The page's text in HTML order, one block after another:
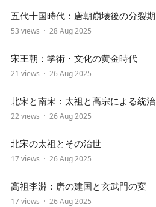
五代十国時代：唐朝崩壊後の分裂期
53 views 28 Aug 2025
宋王朝：学術・文化の黄金時代
21 views 26 Aug 2025
北宋と南宋：太祖と高宗による統治
22 views 26 Aug 2025
北宋の太祖とその治世
17 views 26 Aug 2025
高祖李淵：唐の建国と玄武門の変
17 views 26 Aug 2025